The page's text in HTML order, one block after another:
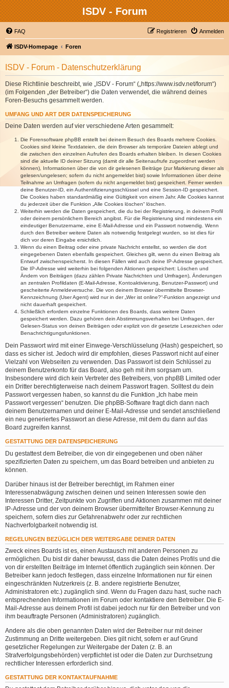
ISDV - Forum
FAQ Anmelden
Registrieren
ISDV-Homepage Foren
ISDV - Forum - Datenschutzerklärung
Diese Richtlinie beschreibt, wie „ISDV - Forum“ („https://www.isdv.net/forum“)
(im Folgenden „der Betreiber“) die Daten verwendet, die während deines
Foren-Besuchs gesammelt werden.
UMFANG UND ART DER DATENSPEICHERUNG
Deine Daten werden auf vier verschiedene Arten gesammelt:
Die Forensoftware phpBB erstellt bei deinem Besuch des Boards mehrere Cookies.
Cookies sind kleine Textdateien, die dein Browser als temporäre Dateien ablegt und
die zwischen den einzelnen Aufrufen des Boards erhalten bleiben. In diesen Cookies
sind die aktuelle ID deiner Sitzung (damit dir alle Seitenaufrufe zugeordnet werden
können), Informationen über die von dir gelesenen Beiträge (zur Markierung dieser als
gelesen/ungelesen; sofern du nicht angemeldet bist) sowie Informationen über deine
Teilnahme an Umfragen (sofern du nicht angemeldet bist) gespeichert. Ferner werden
deine Benutzer-ID, ein Authentifizierungsschlüssel und eine Session-ID gespeichert.
Die Cookies haben standardmäßig eine Gültigkeit von einem Jahr. Alle Cookies kannst
du jederzeit über die Funktion „Alle Cookies löschen“ löschen.
Weiterhin werden die Daten gespeichert, die du bei der Registrierung, in deinem Profil
oder deinem persönlichem Bereich angibst. Für die Registrierung sind mindestens ein
eindeutiger Benutzername, eine E-Mail-Adresse und ein Passwort notwendig. Wenn
durch den Betreiber weitere Daten als notwendig festgelegt wurden, so ist dies für
dich vor deren Eingabe ersichtlich.
Wenn du einen Beitrag oder eine private Nachricht erstellst, so werden die dort
eingegebenen Daten ebenfalls gespeichert. Gleiches gilt, wenn du einen Beitrag als
Entwurf zwischenspeicherst. In diesen Fällen wird auch deine IP-Adresse gespeichert.
Die IP-Adresse wird weiterhin bei folgenden Aktionen gespeichert: Löschen und
Ändern von Beiträgen (dazu zählen Private Nachrichten und Umfragen), Änderungen
an zentralen Profildaten (E-Mail-Adresse, Kontoaktivierung, Benutzer-Passwort) und
gescheiterte Anmeldeversuche. Die von deinem Browser übermittelte Browser-
Kennzeichnung (User Agent) wird nur in der „Wer ist online?“-Funktion angezeigt und
nicht dauerhaft gespeichert.
Schließlich erfordern einzelne Funktionen des Boards, dass weitere Daten
gespeichert werden. Dazu gehören dein Abstimmungsverhalten bei Umfragen, der
Gelesen-Status von deinen Beiträgen oder explizit von dir gesetzte Lesezeichen oder
Benachrichtigungsfunktionen.
Dein Passwort wird mit einer Einwege-Verschlüsselung (Hash) gespeichert, so
dass es sicher ist. Jedoch wird dir empfohlen, dieses Passwort nicht auf einer
Vielzahl von Webseiten zu verwenden. Das Passwort ist dein Schlüssel zu
deinem Benutzerkonto für das Board, also geh mit ihm sorgsam um.
Insbesondere wird dich kein Vertreter des Betreibers, von phpBB Limited oder
ein Dritter berechtigterweise nach deinem Passwort fragen. Solltest du dein
Passwort vergessen haben, so kannst du die Funktion „Ich habe mein
Passwort vergessen“ benutzen. Die phpBB-Software fragt dich dann nach
deinem Benutzernamen und deiner E-Mail-Adresse und sendet anschließend
ein neu generiertes Passwort an diese Adresse, mit dem du dann auf das
Board zugreifen kannst.
GESTATTUNG DER DATENSPEICHERUNG
Du gestattest dem Betreiber, die von dir eingegebenen und oben näher
spezifizierten Daten zu speichern, um das Board betreiben und anbieten zu
können.
Darüber hinaus ist der Betreiber berechtigt, im Rahmen einer
Interessenabwägung zwischen deinen und seinen Interessen sowie den
Interessen Dritter, Zeitpunkte von Zugriffen und Aktionen zusammen mit deiner
IP-Adresse und der von deinem Browser übermittelter Browser-Kennung zu
speichern, sofern dies zur Gefahrenabwehr oder zur rechtlichen
Nachverfolgbarkeit notwendig ist.
REGELUNGEN BEZÜGLICH DER WEITERGABE DEINER DATEN
Zweck eines Boards ist es, einen Austausch mit anderen Personen zu
ermöglichen. Du bist dir daher bewusst, dass die Daten deines Profils und die
von dir erstellten Beiträge im Internet öffentlich zugänglich sein können. Der
Betreiber kann jedoch festlegen, dass einzelne Informationen nur für einen
eingeschränkten Nutzerkreis (z. B. andere registrierte Benutzer,
Administratoren etc.) zugänglich sind. Wenn du Fragen dazu hast, suche nach
entsprechenden Informationen im Forum oder kontaktiere den Betreiber. Die E-
Mail-Adresse aus deinem Profil ist dabei jedoch nur für den Betreiber und von
ihm beauftragte Personen (Administratoren) zugänglich.
Andere als die oben genannten Daten wird der Betreiber nur mit deiner
Zustimmung an Dritte weitergeben. Dies gilt nicht, sofern er auf Grund
gesetzlicher Regelungen zur Weitergabe der Daten (z. B. an
Strafverfolgungsbehörden) verpflichtet ist oder die Daten zur Durchsetzung
rechtlicher Interessen erforderlich sind.
GESTATTUNG DER KONTAKTAUFNAHME